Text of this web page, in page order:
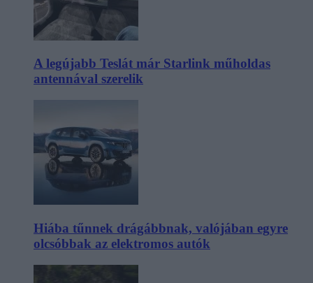
A legújabb Teslát már Starlink műholdas
antennával szerelik
Hiába tűnnek drágábbnak, valójában egyre
olcsóbbak az elektromos autók